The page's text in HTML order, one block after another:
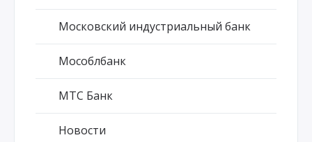
Московский индустриальный банк
Мособлбанк
МТС Банк
Новости